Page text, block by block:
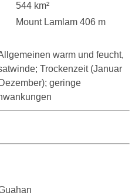
544 km²
Mount Lamlam 406 m
warm und feucht,
Trockenzeit (Januar
geringe